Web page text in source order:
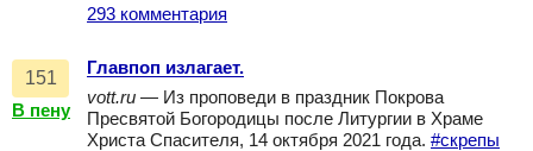
293 комментария
151
В пену
Главпоп излагает.
vott.ru — Из проповеди в праздник Покрова
Пресвятой Богородицы после Литургии в Храме
Христа Спасителя, 14 октября 2021 года. #скрепы